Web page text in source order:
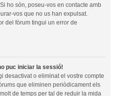
ho són, poseu-vos en contacte amb
vos que no us han expulsat.
del fòrum tingui un error de
puc iniciar la sessió!
desactivat o eliminat el vostre compte
que eliminen periòdicament els
de temps per tal de reduir la mida